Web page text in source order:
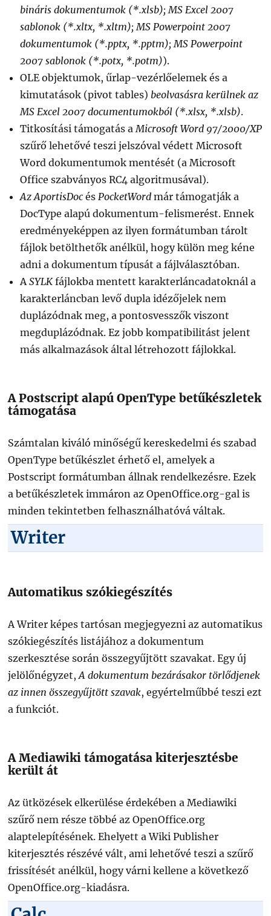
binárisdokumentumok (*.xlsb); MS Excel 2007
sablonok (*.xltx, *.xltm); MS Powerpoint 2007
dokumentumok (*.pptx, *.pptm); MS Powerpoint
2007sablonok (*.potx, *.potm)).
OLE objektumok, űrlap-vezérlőelemek és a
kimutatások (pivot tables) beolvasásra kerülnek az
MS Excel 2007 documentumokból (*.xlsx, *.xlsb).
Titkosítási támogatás aMicrosoft Word 97/2000/XP
szűrő lehetővé teszi jelszóval védett Microsoft
Word dokumentumok mentését (a Microsoft
Office szabványos RC4 algoritmusával).
AzAportisDoc ésPocketWord már támogatják a
DocType alapú dokumentum-felismerést. Ennek
eredményeképpen az ilyen formátumban tárolt
fájlok betölthetők anélkül, hogy külön meg kéne
adni a dokumentum típusát a fájlválasztóban.
ASYLKfájlokba mentett karakterláncadatoknál a
karakterláncban levő dupla idézőjelek nem
duplázódnak meg, a pontosvesszők viszont
megduplázódnak. Ez jobb kompatibilitást jelent
más alkalmazások által létrehozott fájlokkal.
A Postscript alapú OpenType betűkészletek
támogatása
Számtalan kiváló minőségű kereskedelmi és szabad
OpenType betűkészlet érhető el, amelyek a
Postscript formátumban állnak rendelkezésre. Ezek
a betűkészletek immáron az OpenOffice.org-gal is
minden tekintetben felhasználhatóvá váltak.
Writer
Automatikus szókiegészítés
A Writer képes tartósan megjegyezni az automatikus
szókiegészítés listájához a dokumentum
szerkesztése során összegyűjtött szavakat. Egy új
jelölőnégyzet,A dokumentum bezárásakor törlődjenek
az innen összegyűjtött szavak, egyértelműbbé teszi ezt
a funkciót.
A Mediawiki támogatása kiterjesztésbe
került át
Az ütközések elkerülése érdekében a Mediawiki
szűrő nem része többé az OpenOffice.org
alaptelepítésének. Ehelyett a Wiki Publisher
kiterjesztés részévé vált, ami lehetővé teszi a szűrő
frissítését anélkül, hogy várni kellene a következő
OpenOffice.org-kiadásra.